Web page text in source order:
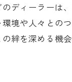
たな気づき
連動体験
深める
ディーラーは
境や人々と
絆を深める機会